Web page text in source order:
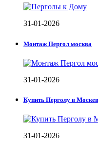
31-01-2026
Монтаж Пергол москва
31-01-2026
Купить Перголу в
31-01-2026